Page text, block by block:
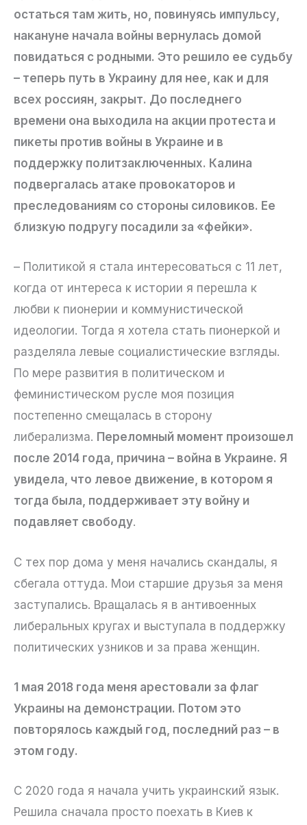
остаться там жить, но, повинуясь импульсу,
накануне начала войны вернулась домой
повидаться с родными. Это решило ее судьбу
– теперь путь в Украину для нее, как и для
всех россиян, закрыт. До последнего
времени она выходила на акции протеста и
пикеты против войны в Украине и в
поддержку политзаключенных. Калина
подвергалась атаке провокаторов и
преследованиям со стороны силовиков. Ее
близкую подругу посадили за «фейки».
– Политикой я стала интересоваться с 11 лет,
когда от интереса к истории я перешла к
любви к пионерии и коммунистической
идеологии. Тогда я хотела стать пионеркой и
разделяла левые социалистические взгляды.
По мере развития в политическом и
феминистическом русле моя позиция
постепенно смещалась в сторону
либерализма. Переломный момент произошел
после 2014 года, причина – война в Украине. Я
увидела, что левое движение, в котором я
тогда была, поддерживает эту войну и
подавляет свободу.
С тех пор дома у меня начались скандалы, я
сбегала оттуда. Мои старшие друзья за меня
заступались. Вращалась я в антивоенных
либеральных кругах и выступала в поддержку
политических узников и за права женщин.
1 мая 2018 года меня арестовали за флаг
Украины на демонстрации. Потом это
повторялось каждый год, последний раз – в
этом году.
С 2020 года я начала учить украинский язык.
Решила сначала просто поехать в Киев к